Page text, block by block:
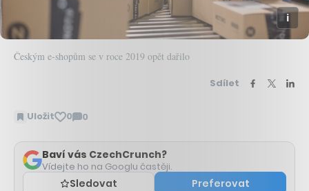
Českým e-shopům se v roce 2019 opět dařilo
Sdílet
Uložit 0 0
Zobrazit
Baví vás CzechCrunch?
Vídejte ho na Googlu častěji.
Sledovat Preferovat